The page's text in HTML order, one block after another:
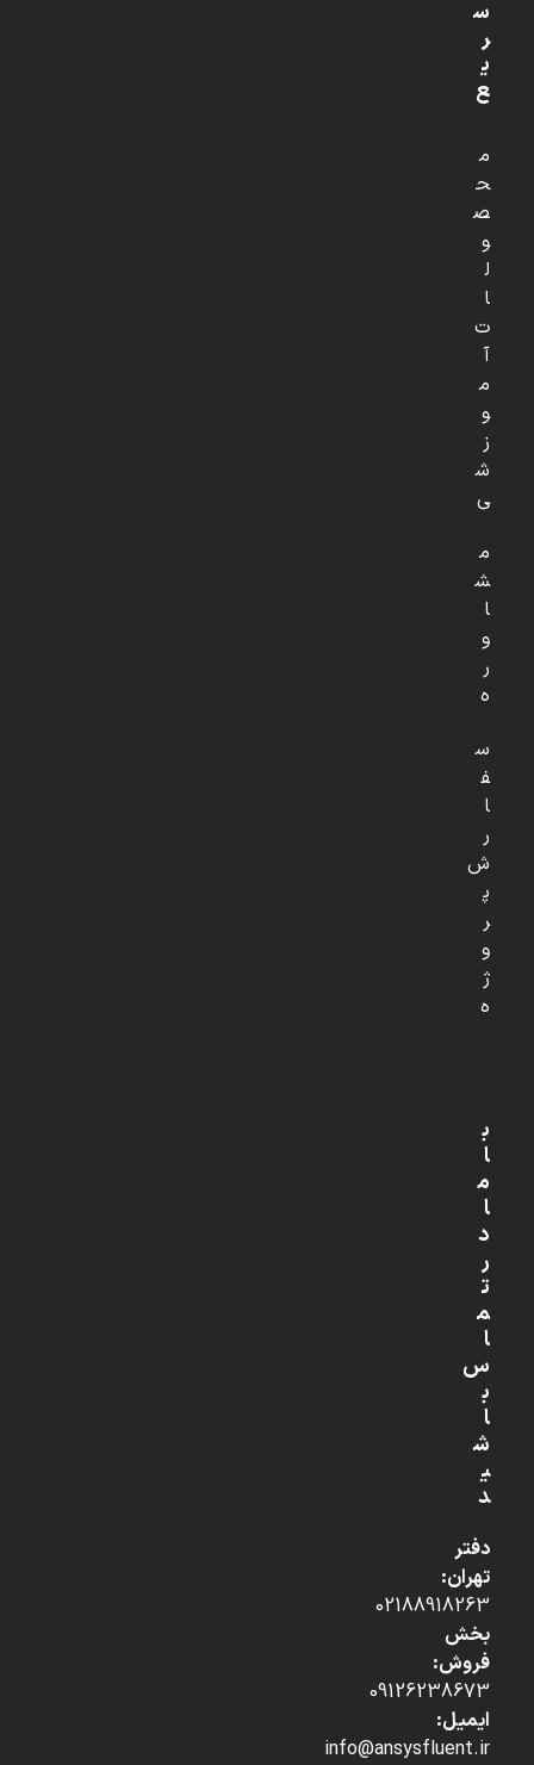
س
ر
ی
ع
م
ح
ص
و
ل
ا
ت
آ
م
و
ز
ش
ی
م
ش
ا
و
ر
ه
س
ف
ا
ر
ش
پ
ر
و
ژ
ه
ب
ا
م
ا
د
ر
ت
م
ا
س
ب
ا
ش
ی
د
دفتر
تهران:
02188918263
بخش
فروش:
09126238673
ایمیل:
info@ansysfluent.ir